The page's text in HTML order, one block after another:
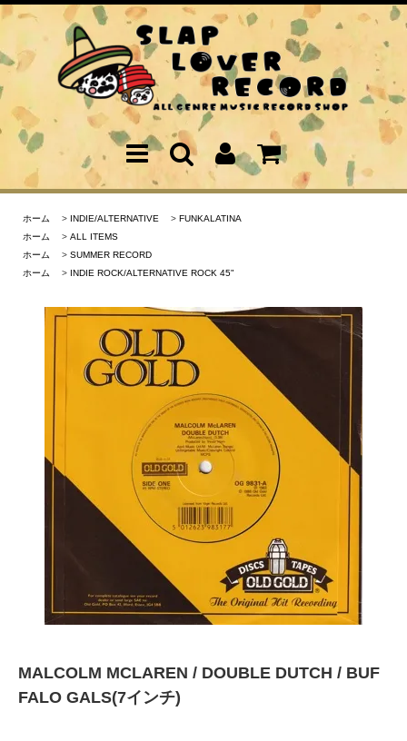
ホーム > INDIE/ALTERNATIVE > FUNKALATINA
ホーム
> ALL ITEMS
ホーム
> SUMMER RECORD
ホーム
> INDIE ROCK/ALTERNATIVE ROCK 45"
MALCOLM MCLAREN / DOUBLE DUTCH / BUF
FALO GALS(7インチ)